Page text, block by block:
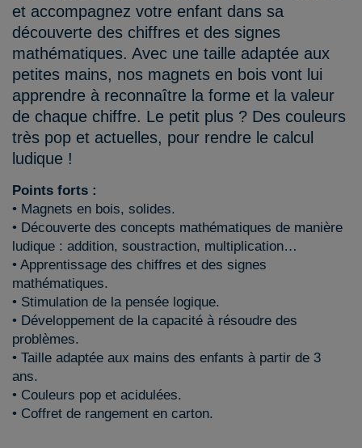
et accompagnez votre enfant dans sa
découverte des chiffres et des signes
mathématiques. Avec une taille adaptée aux
petites mains, nos magnets en bois vont lui
apprendre à reconnaître la forme et la valeur
de chaque chiffre. Le petit plus ? Des couleurs
très pop et actuelles, pour rendre le calcul
ludique !
Points forts :
• Magnets en bois, solides.
• Découverte des concepts mathématiques de manière
ludique : addition, soustraction, multiplication…
• Apprentissage des chiffres et des signes
mathématiques.
• Stimulation de la pensée logique.
• Développement de la capacité à résoudre des
problèmes.
• Taille adaptée aux mains des enfants à partir de 3
ans.
• Couleurs pop et acidulées.
• Coffret de rangement en carton.